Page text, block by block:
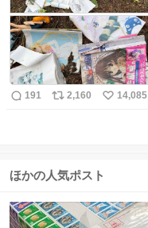
191 2,160 14,085
ほかの人気ポスト